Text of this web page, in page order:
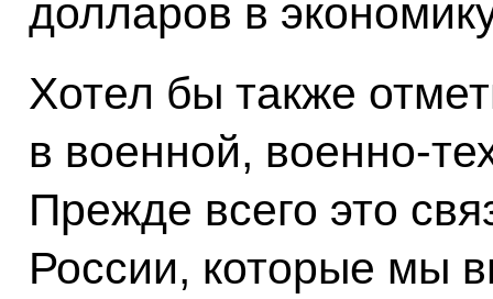
долларов в
Хотел бы также
в военной,
Прежде всего это
России, которые мы